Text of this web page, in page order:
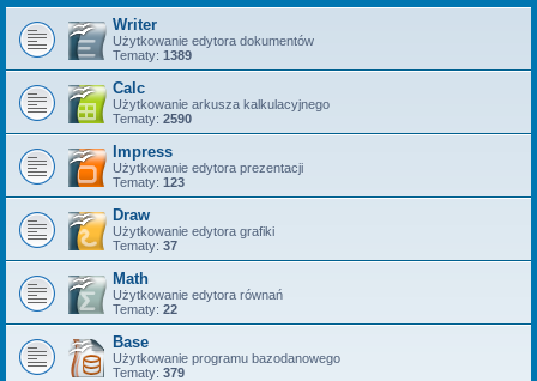
Writer
Użytkowanie edytora dokumentów
Tematy: 1389
Calc
Użytkowanie arkusza kalkulacyjnego
Tematy: 2590
Impress
Użytkowanie edytora prezentacji
Tematy: 123
Draw
Użytkowanie edytora grafiki
Tematy: 37
Math
Użytkowanie edytora równań
Tematy: 22
Base
Użytkowanie programu bazodanowego
Tematy: 379